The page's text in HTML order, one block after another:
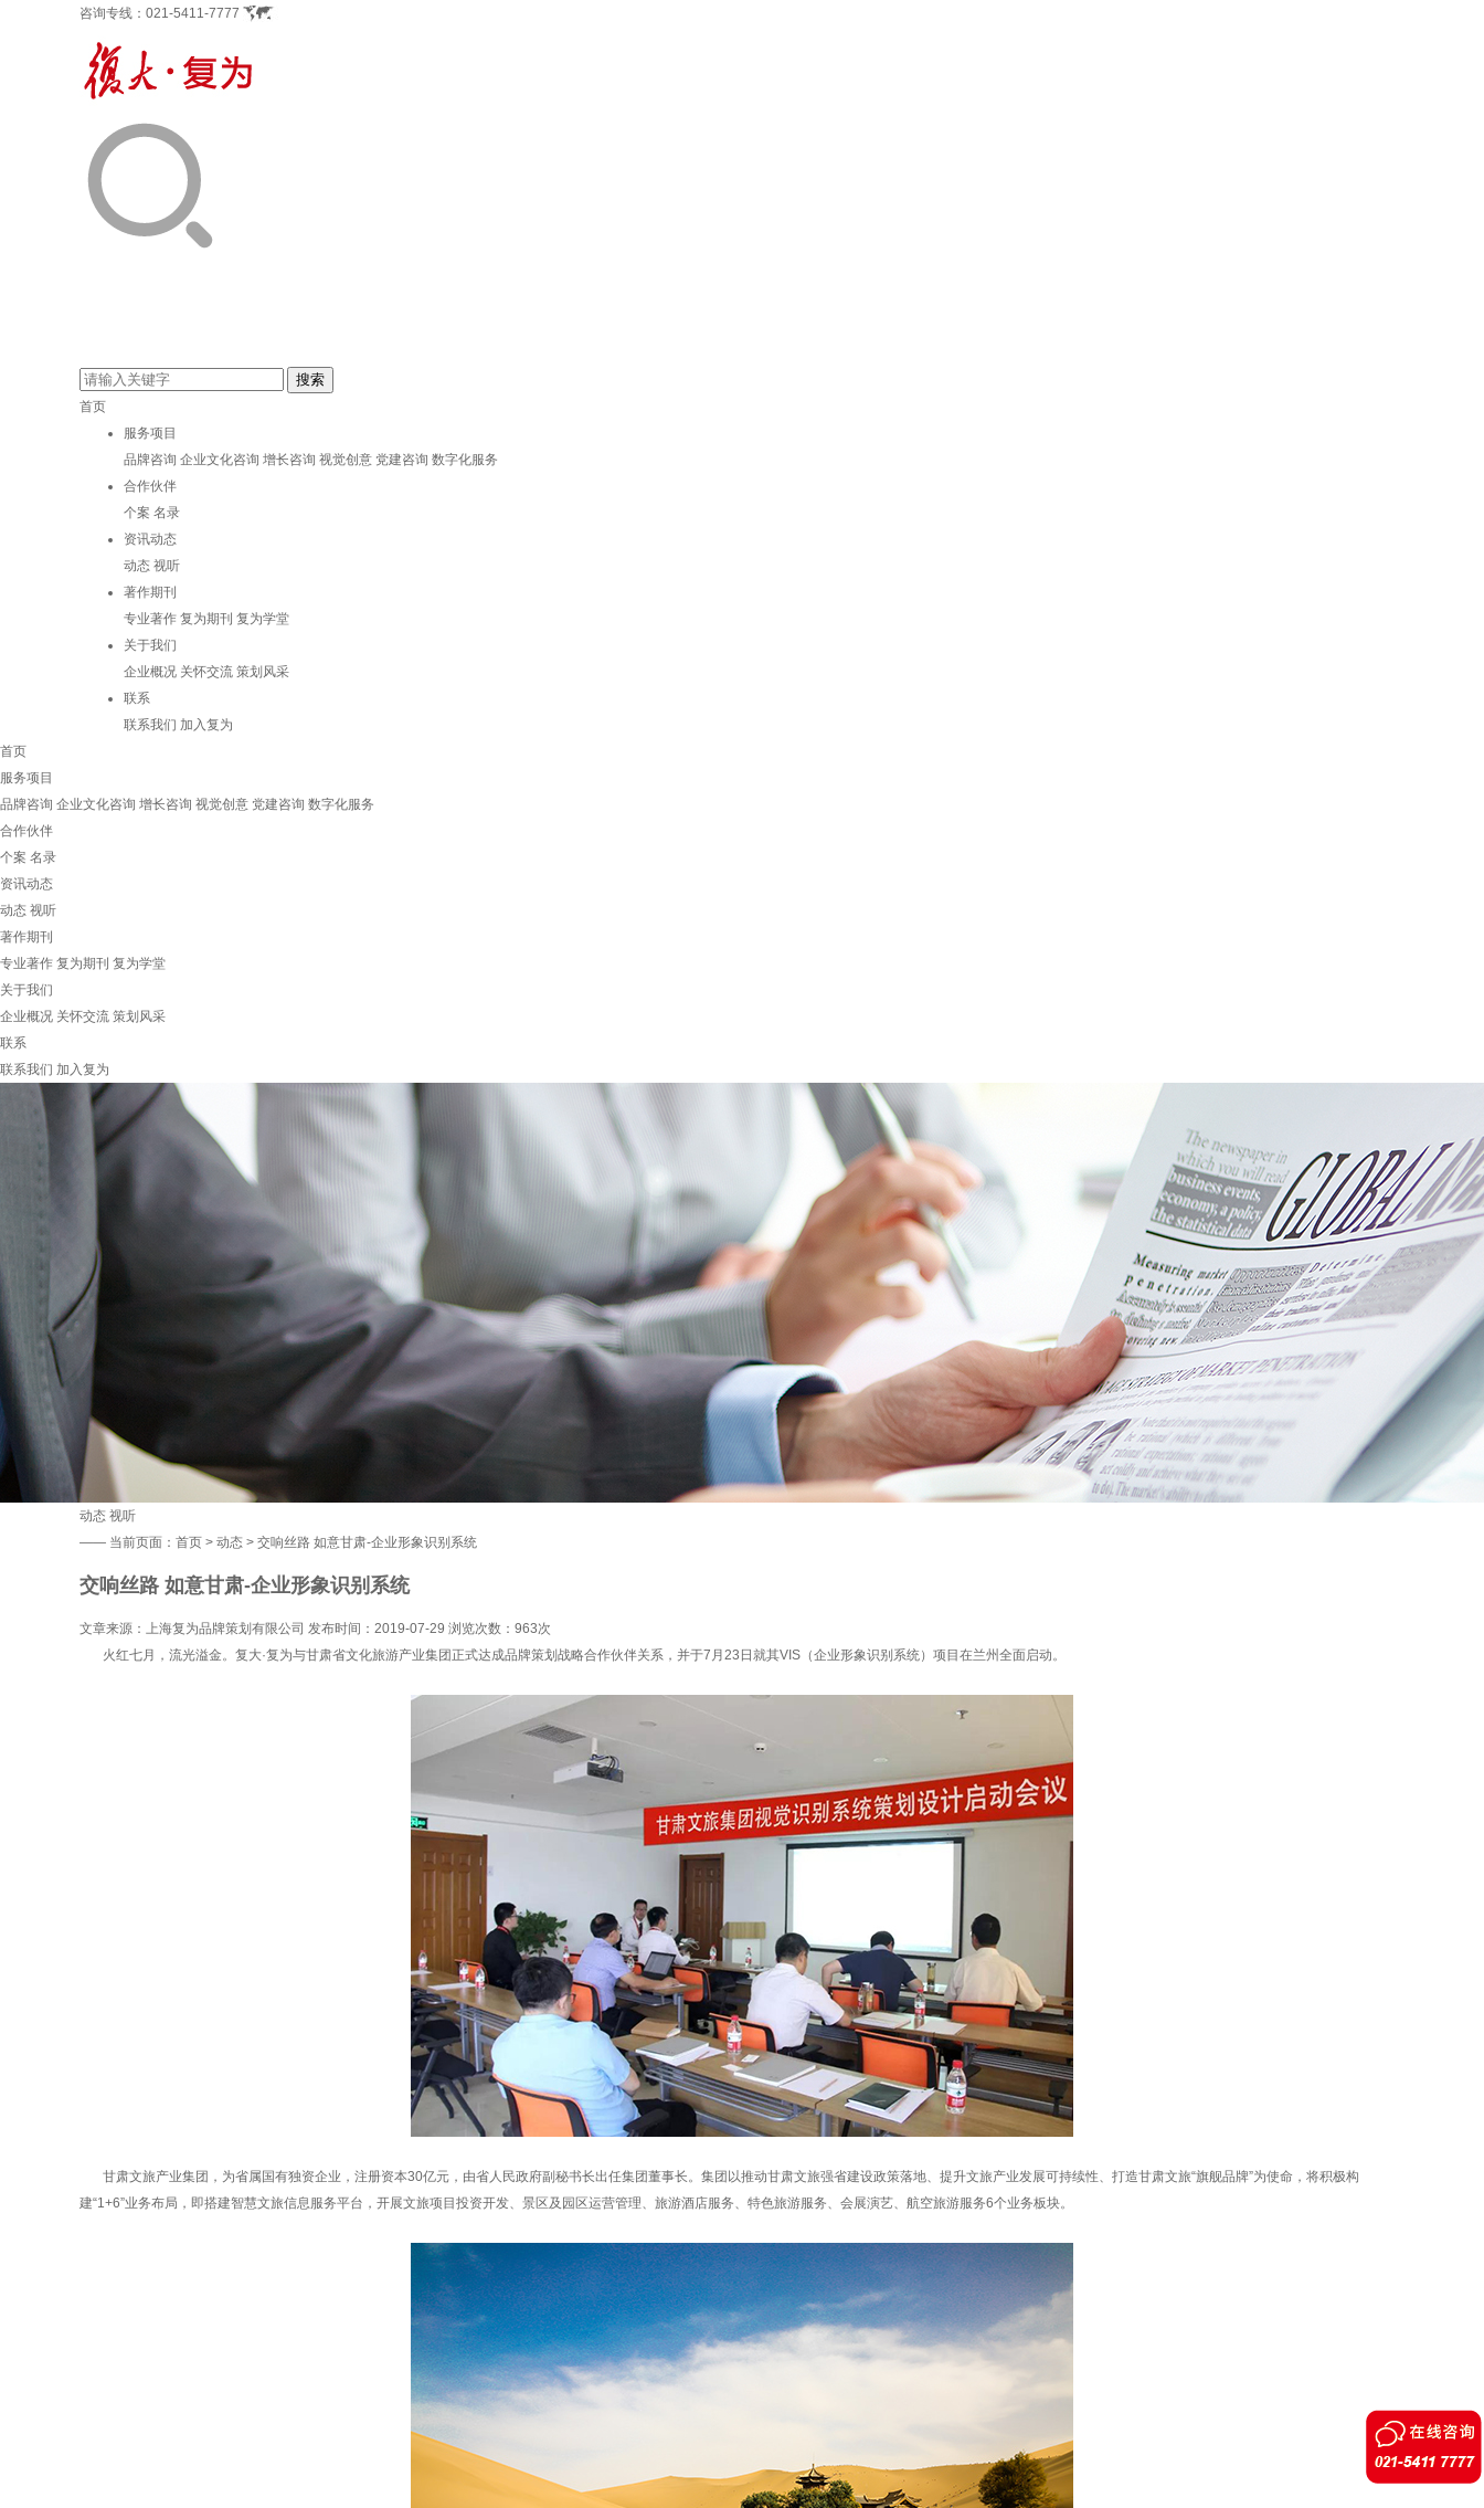
咨询专线： 021-5411-7777
首页
服务项目
品牌咨询 企业文化咨询 增长咨询 视觉创意 党建咨询 数字化服务
合作伙伴
个案 名录
资讯动态
动态 视听
著作期刊
专业著作 复为期刊 复为学堂
关于我们
企业概况 关怀交流 策划风采
联系
联系我们 加入复为
首页
服务项目
品牌咨询 企业文化咨询 增长咨询 视觉创意 党建咨询 数字化服务
合作伙伴
个案 名录
资讯动态
动态 视听
著作期刊
专业著作 复为期刊 复为学堂
关于我们
企业概况 关怀交流 策划风采
联系
联系我们 加入复为
动态 视听
—— 当前页面： 首页 > 动态 > 交响丝路 如意甘肃-企业形象识别系统
交响丝路 如意甘肃-企业形象识别系统
文章来源：上海复为品牌策划有限公司 发布时间：2019-07-29 浏览次数： 963次
火红七月，流光溢金。复大·复为与甘肃省文化旅游产业集团正式达成品牌策划战略合作伙伴关系，并于7月23日就其VIS（企业形象识别系统）项目在兰州全面启动。
甘肃文旅产业集团，为省属国有独资企业，注册资本30亿元，由省人民政府副秘书长出任集团董事长。集团以推动甘肃文旅强省建设政策落地、提升文旅产业发展可持续性、打造甘肃文旅“旗舰品牌”为使命，将积极构
建“1+6”业务布局，即搭建智慧文旅信息服务平台，开展文旅项目投资开发、景区及园区运营管理、旅游酒店服务、特色旅游服务、会展演艺、航空旅游服务6个业务板块。